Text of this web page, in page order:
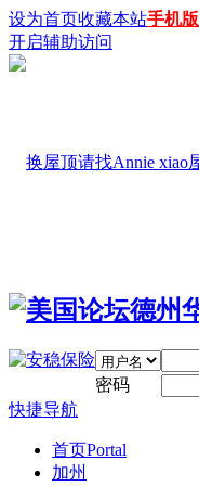
设为首页收藏本站手机版
开启辅助访问
密码
快捷导航
首页Portal
加州